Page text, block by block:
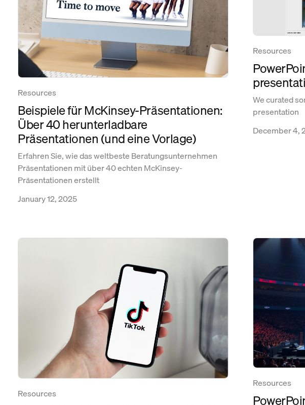
Resources
Beispiele für McKinsey-Präsentationen:
Über 40 herunterladbare
Präsentationen (und eine Vorlage)
Erfahren Sie, wie das weltbeste Beratungsunternehmen
Präsentationen mit über 40 echten McKinsey-
Präsentationen erstellt
January 12, 2025
Resources
We curated
presentation
December 4,
Resources
Resources